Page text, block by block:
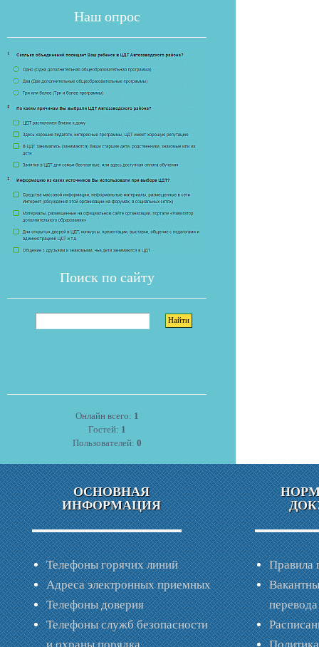
Наш опрос
Поиск по сайту
Онлайн всего: 1
Гостей: 1
Пользователей: 0
ОСНОВНАЯ
ИНФОРМАЦИЯ
Телефоны горячих линий
Адреса электронных приемных
Телефоны доверия
Телефоны служб безопасности
Правила
перевода